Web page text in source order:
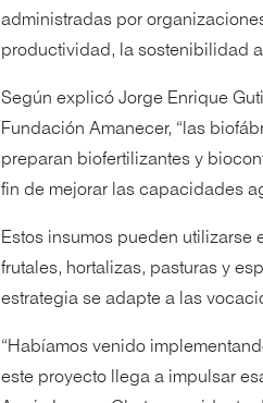
administradas por
productividad, la sostenibilidad
Según explicó Jorge Enrique
Fundación Amanecer, “las
preparan biofertilizantes y
fin de mejorar las capacidades
Estos insumos pueden
frutales, hortalizas, pasturas y
estrategia se adapte a las
“Habíamos venido
este proyecto llega a impulsar